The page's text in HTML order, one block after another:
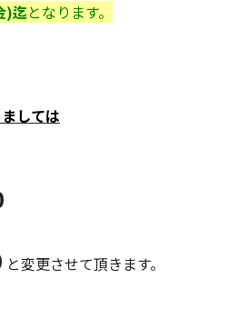
)迄となります。
しては
と変更させて頂きます。